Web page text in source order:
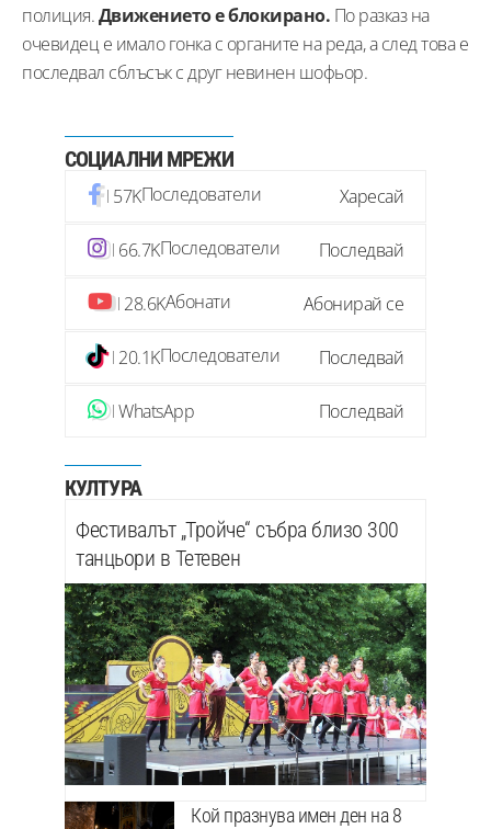
полиция.Движението е блокирано. По разказ на
очевидец е имало гонка с органите на реда, а след това е
последвал сблъсък с друг невинен шофьор.
СОЦИАЛНИ МРЕЖИ
57KПоследователи Харесай
66.7KПоследователи Последвай
28.6KАбонати Абонирай се
20.1KПоследователи Последвай
WhatsApp Последвай
КУЛТУРА
Фестивалът „Тройче“ събра близо 300
танцьори в Тетевен
Кой празнува имен ден на 8